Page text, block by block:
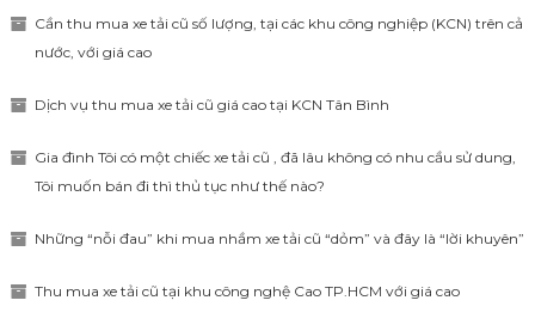
Cần thu mua xe tải cũ số lượng, tại các khu công nghiệp (KCN) trên cả
nước, với giá cao
Dịch vụ thu mua xe tải cũ giá cao tại KCN Tân Bình
Gia đình Tôi có một chiếc xe tải cũ , đã lâu không có nhu cầu sử dung,
Tôi muốn bán đi thì thủ tục như thế nào?
Những “nỗi đau” khi mua nhầm xe tải cũ “dỏm” và đây là “lời khuyên”
Thu mua xe tải cũ tại khu công nghệ Cao TP.HCM với giá cao